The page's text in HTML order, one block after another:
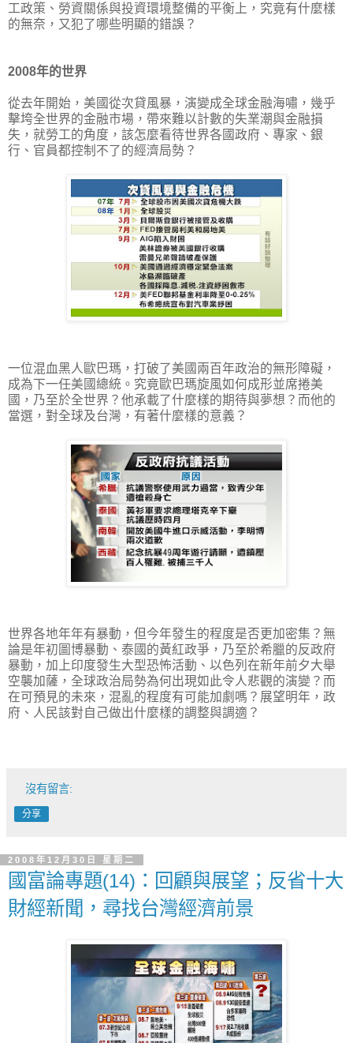
工政策、勞資關係與投資環境整備的平衡上，究竟有什麼樣
的無奈，又犯了哪些明顯的錯誤？
2008年的世界
從去年開始，美國從次貸風暴，演變成全球金融海嘯，幾乎
擊垮全世界的金融市場，帶來難以計數的失業潮與金融損
失，就勞工的角度，該怎麼看待世界各國政府、專家、銀
行、官員都控制不了的經濟局勢？
一位混血黑人歐巴瑪，打破了美國兩百年政治的無形障礙，
成為下一任美國總統。究竟歐巴瑪旋風如何成形並席捲美
國，乃至於全世界？他承載了什麼樣的期待與夢想？而他的
當選，對全球及台灣，有著什麼樣的意義？
世界各地年年有暴動，但今年發生的程度是否更加密集？無
論是年初圖博暴動、泰國的黃紅政爭，乃至於希臘的反政府
暴動，加上印度發生大型恐怖活動、以色列在新年前夕大舉
空襲加薩，全球政治局勢為何出現如此令人悲觀的演變？而
在可預見的未來，混亂的程度有可能加劇嗎？展望明年，政
府、人民該對自己做出什麼樣的調整與調適？
沒有留言:
分享
2008年12月30日 星期二
國富論專題(14)：回顧與展望；反省十大
財經新聞，尋找台灣經濟前景